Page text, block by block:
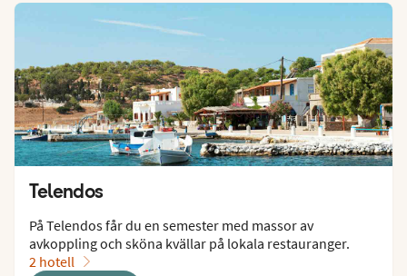
Telendos
På Telendos får du en semester med massor av
avkoppling och sköna kvällar på lokala restauranger.
2 hotell